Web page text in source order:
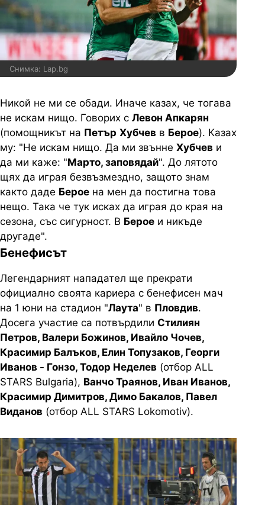
Снимка: Lap.bg
Никой не ми се обади. Иначе казах, че тогава
не искам нищо. Говорих с Левон Апкарян
(помощникът на Петър Хубчев в Берое). Казах
му: "Не искам нищо. Да ми звънне Хубчев и
да ми каже: "Марто, заповядай". До лятото
щях да играя безвъзмездно, защото знам
както даде Берое на мен да постигна това
нещо. Така че тук исках да играя до края на
сезона, със сигурност. В Берое и никъде
другаде".
Бенефисът
Легендарният нападател ще прекрати
официално своята кариера с бенефисен мач
на 1 юни на стадион "Лаута" в Пловдив.
Досега участие са потвърдили Стилиян
Петров, Валери Божинов, Ивайло Чочев,
Красимир Балъков, Елин Топузаков, Георги
Иванов - Гонзо, Тодор Неделев (отбор ALL
STARS Bulgaria), Ванчо Траянов, Иван Иванов,
Красимир Димитров, Димо Бакалов, Павел
Виданов (отбор ALL STARS Lokomotiv).